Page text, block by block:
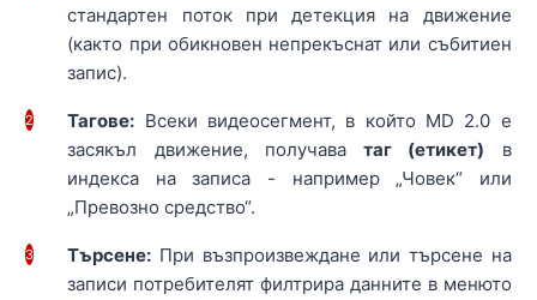
стандартен поток при детекция на движение
(както при обикновен непрекъснат или събитиен
запис).
2 Тагове: Всеки видеосегмент, в който MD 2.0 е
засякъл движение, получаватаг (етикет) в
индекса на записа - например „Човек“ или
„Превозно средство“.
3 Търсене: При възпроизвеждане или търсене на
записи потребителят филтрира данните в менюто